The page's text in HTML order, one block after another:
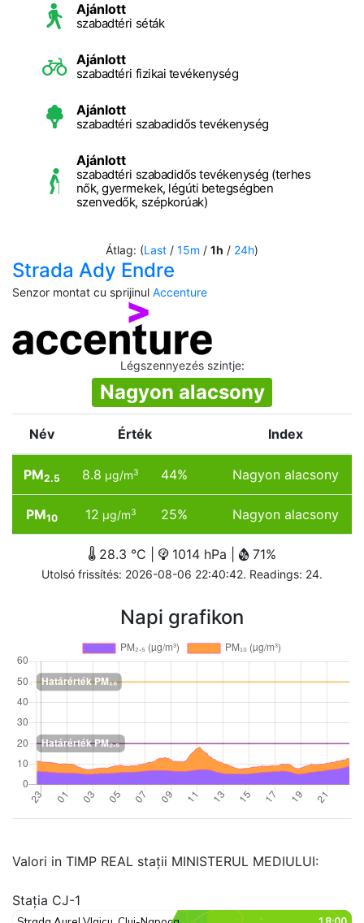
Ajánlott
szabadtéri séták
Ajánlott
szabadtéri fizikai tevékenység
Ajánlott
szabadtéri szabadidős tevékenység
Ajánlott
szabadtéri szabadidős tevékenység (terhes
nők, gyermekek, légúti betegségben
szenvedők, szépkorúak)
Átlag: (Last / 15m / 1h / 24h)
Strada Ady Endre
Senzor montat cu sprijinul Accenture
Légszennyezés szintje:
Nagyon alacsony
Név Érték Index
PM2.5 8.8 µg/m3 44% Nagyon alacsony
PM10 12 µg/m3 25% Nagyon alacsony
28.3 °C | 1014 hPa | 71%
Utolsó frissítés: 2026-08-06 22:40:42. Readings: 24.
Napi grafikon
Valori in TIMP REAL stații MINISTERUL MEDIULUI:
Stația CJ-1